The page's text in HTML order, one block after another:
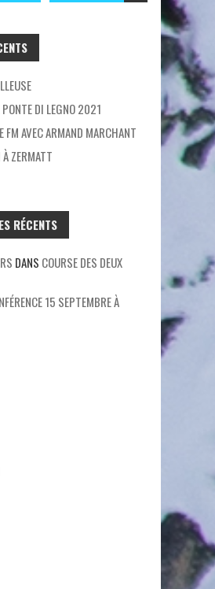
PONTE DI LEGNO 2021
FM AVEC ARMAND MARCHANT
ZERMATT
RÉCENTS
DANS COURSE DES DEUX
15 SEPTEMBRE À